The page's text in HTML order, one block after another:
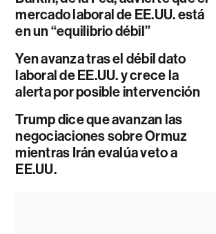
mercado laboral de EE.UU. está
en un “equilibrio débil”
Yen avanza tras el débil dato
laboral de EE.UU. y crece la
alerta por posible intervención
Trump dice que avanzan las
negociaciones sobre Ormuz
mientras Irán evalúa veto a
EE.UU.